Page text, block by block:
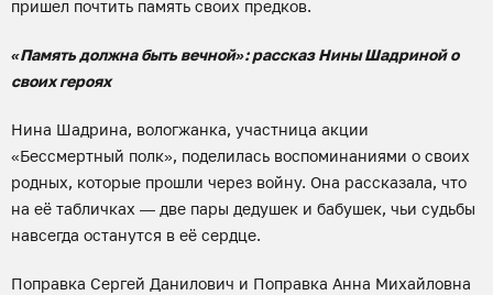
пришел почтить память своих предков.
«Память должна быть вечной»: рассказ Нины Шадриной о
своих героях
Нина Шадрина, вологжанка, участница акции
«Бессмертный полк», поделилась воспоминаниями о своих
родных, которые прошли через войну. Она рассказала, что
на её табличках — две пары дедушек и бабушек, чьи судьбы
навсегда останутся в её сердце.
Поправка Сергей Данилович и Поправка Анна Михайловна